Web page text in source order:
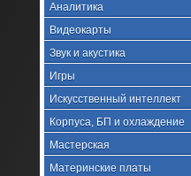
Аналитика
Видеокарты
Звук и акустика
Игры
Искусственный интеллект
Корпуса, БП и охлаждение
Мастерская
Материнские платы